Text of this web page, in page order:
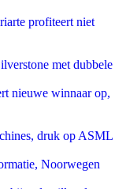
profiteert niet
met dubbele
nieuwe winnaar op,
druk op ASML
Noorwegen